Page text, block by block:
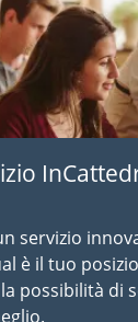
servizio
è il tuo
possibilità di